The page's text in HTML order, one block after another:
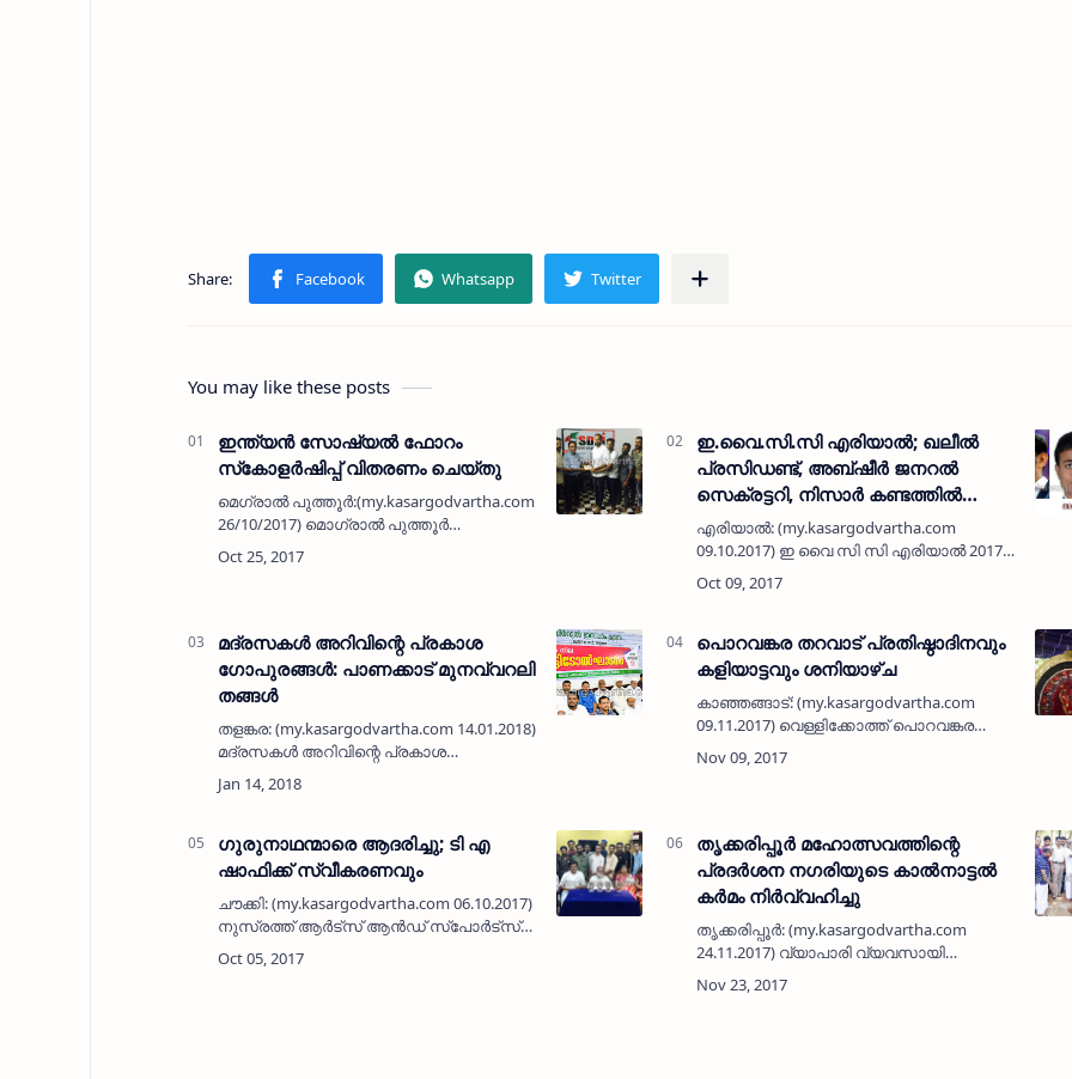
You may like these posts
ഇന്ത്യന്‍ സോഷ്യല്‍ ഫോറം
സ്‌കോളര്‍ഷിപ്പ് വിതരണം ചെയ്തു
മെഗ്രാല്‍ പുത്തൂര്‍:(my.kasargodvartha.com
26/10/2017) മൊഗ്രാല്‍ പുത്തൂര്‍
പഞ്ചായത്തിലെ തിരഞ്ഞെടുക്കപ്പെട്ട ഏഴ്
അനാഥ വിദ്യാര്‍ത്ഥികള്‍ക്ക് ഒരു
ഇ.വൈ.സി.സി എരിയാല്‍; ഖലീല്‍
പ്രസിഡണ്ട്, അബ്ഷീര്‍ ജനറല്‍
സെക്രട്ടറി, നിസാര്‍ കണ്ടത്തില്‍
ട്രഷറര്‍
എരിയാല്‍: (my.kasargodvartha.com
09.10.2017) ഇ വൈ സി സി എരിയാല്‍ 2017-
18 വര്‍ഷത്തെ ഭാരവാഹികളെ
തിരഞ്ഞെടുത്തു. ഖലീല്‍ എരിയാലിനെ
ജനറല്‍ സെക്രട…
മദ്രസകള്‍ അറിവിന്റെ പ്രകാശ
ഗോപുരങ്ങള്‍: പാണക്കാട് മുനവ്വറലി
തങ്ങള്‍
തളങ്കര: (my.kasargodvartha.com 14.01.2018)
മദ്രസകള്‍ അറിവിന്റെ പ്രകാശ
ഗോപുരങ്ങളാണെന്നും ഇസ്ലാമികമായ
ആചാരങ്ങള്‍ മാത്രമല്ല ജീവിത ചിട്ട
പകര്‍…
പൊറവങ്കര തറവാട് പ്രതിഷ്ഠാദിനവും
കളിയാട്ടവും ശനിയാഴ്ച
കാഞ്ഞങ്ങാട്: (my.kasargodvartha.com
09.11.2017) വെള്ളിക്കോത്ത് പൊറവങ്കര
തറവാട് പ്രതിഷ്ഠാദിനം ശനിയാഴ്ച്ച നടക്കും.
രാവിലെ 6.30 ന് മഹാഗണപതി ഹോമം, ഒമ്പത്
ഗുരുനാഥന്മാരെ ആദരിച്ചു; ടി എ
ഷാഫിക്ക് സ്വീകരണവും
ചൗക്കി: (my.kasargodvartha.com 06.10.2017)
നുസ്രത്ത് ആര്‍ട്സ് ആന്‍ഡ് സ്പോര്‍ട്‌സ്
ക്ലബ്ബ് ചൗക്കിയും നെഹ്‌റു യുവ കേന്ദ്രയുടെ
സഹകരണത്തോടെ ലോക അധ്യാപക
തൃക്കരിപ്പൂര്‍ മഹോത്സവത്തിന്റെ
പ്രദര്‍ശന നഗരിയുടെ കാല്‍നാട്ടല്‍
കര്‍മം നിര്‍വ്വഹിച്ചു
തൃക്കരിപ്പൂര്‍: (my.kasargodvartha.com
24.11.2017) വ്യാപാരി വ്യവസായി
ഏകോപന സമിതി ജനകീയ സംഘാടക
സമിതിയുടെ ആഭിമുഖ്യത്തില്‍ നടത്തുന്ന